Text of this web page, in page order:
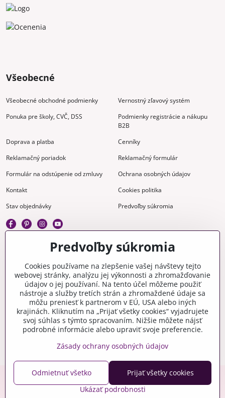
Všeobecné
Všeobecné obchodné podmienky
Vernostný zľavový systém
Ponuka pre školy, CVČ, DSS
Podmienky registrácie a nákupu
B2B
Doprava a platba
Cenníky
Reklamačný poriadok
Reklamačný formulár
Formulár na odstúpenie od zmluvy
Ochrana osobných údajov
Kontakt
Cookies politika
Stav objednávky
Predvoľby súkromia
Gravírovanie
Materiály na stiahnutie
Videonávody
Blog
Kreatívna poradňa
Copyright © 2006-2026 crafty.sk
Eshop pre Českú republiku - craftyshop.cz
Predvoľby súkromia
Cookies používame na zlepšenie vašej návštevy tejto
webovej stránky, analýzu jej výkonnosti a zhromažďovanie
údajov o jej používaní. Na tento účel môžeme použiť
nástroje a služby tretích strán a zhromaždené údaje sa
môžu preniesť k partnerom v EÚ, USA alebo iných
krajinách. Kliknutím na „Prijať všetky cookies“ vyjadrujete
svoj súhlas s týmto spracovaním. Nižšie môžete nájsť
podrobné informácie alebo upraviť svoje preferencie.
Zásady ochrany osobných údajov
Ukázať podrobnosti
Prijať všetky cookies
Odmietnuť všetko